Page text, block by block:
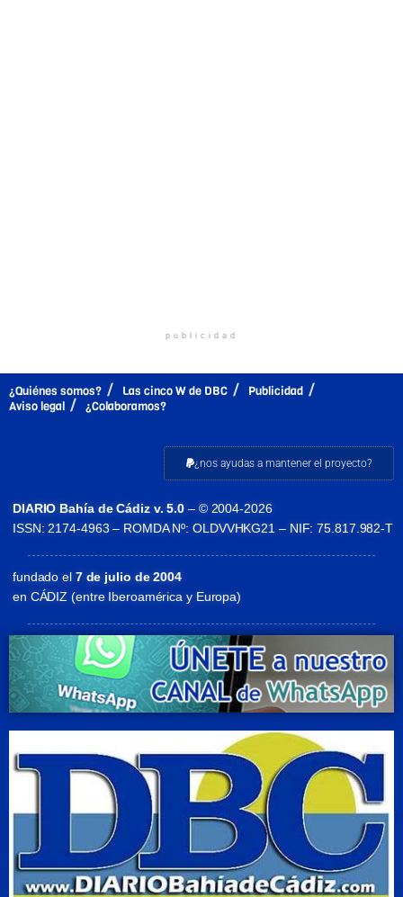
publicidad
¿Quiénes somos? Las cinco W de DBC
Publicidad
Aviso legal
¿Colaboramos?
¿nos ayudas a mantener el proyecto?
DIARIO Bahía de Cádiz v. 5.0 – © 2004-2026
ISSN: 2174-4963 – ROMDA Nº: OLDVVHKG21 – NIF: 75.817.982-T
fundado el7 de julio de 2004
en CÁDIZ (entre Iberoamérica y Europa)